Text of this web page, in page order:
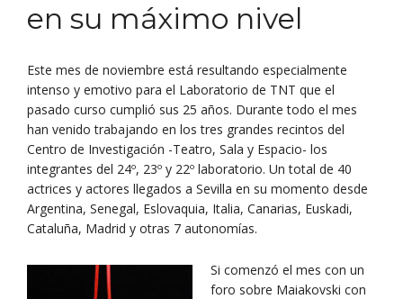
en su máximo nivel
Este mes de noviembre está resultando especialmente
intenso y emotivo para el Laboratorio de TNT que el
pasado curso cumplió sus 25 años. Durante todo el mes
han venido trabajando en los tres grandes recintos del
Centro de Investigación -Teatro, Sala y Espacio- los
integrantes del 24º, 23º y 22º laboratorio. Un total de 40
actrices y actores llegados a Sevilla en su momento desde
Argentina, Senegal, Eslovaquia, Italia, Canarias, Euskadi,
Cataluña, Madrid y otras 7 autonomías.
Si comenzó el mes con un
foro sobre Maiakovski con